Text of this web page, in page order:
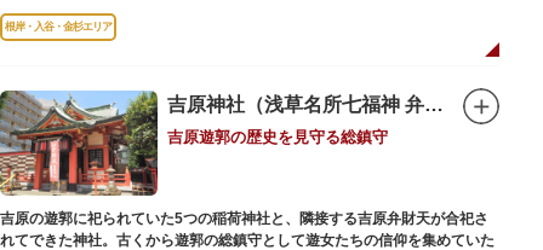
境内には、国の重要有形民俗文化財であるミニチュアの富士山「富士塚」
や、日本三大に数えられる「庚申塚」、昭和を代表する囲碁棋士・藤沢秀行
印は、うっとりするほど美しいデザインで人気を博しています。
江戸後期には、学問の神様である菅原道真公も回向院より遷され、境内にあ
る末社を含めて15柱もの神様が祀られています。俳優の渥美清が願をかけた
神社としても知られ、映画「男はつらいよ」で寅さんが首にかけているお守
りは、ここ小野照崎神社のものです。
根岸・入谷・金杉エリア
吉原神社（浅草名所七福神 弁財天）
吉原遊郭の歴史を見守る総鎮守
吉原の遊郭に祀られていた5つの稲荷神社と、隣接する吉原弁財天が合祀さ
れてできた神社。古くから遊郭の総鎮守として遊女たちの信仰を集めていた